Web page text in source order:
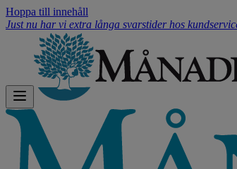
Hoppa till innehåll
Just nu har vi extra långa svarstider hos